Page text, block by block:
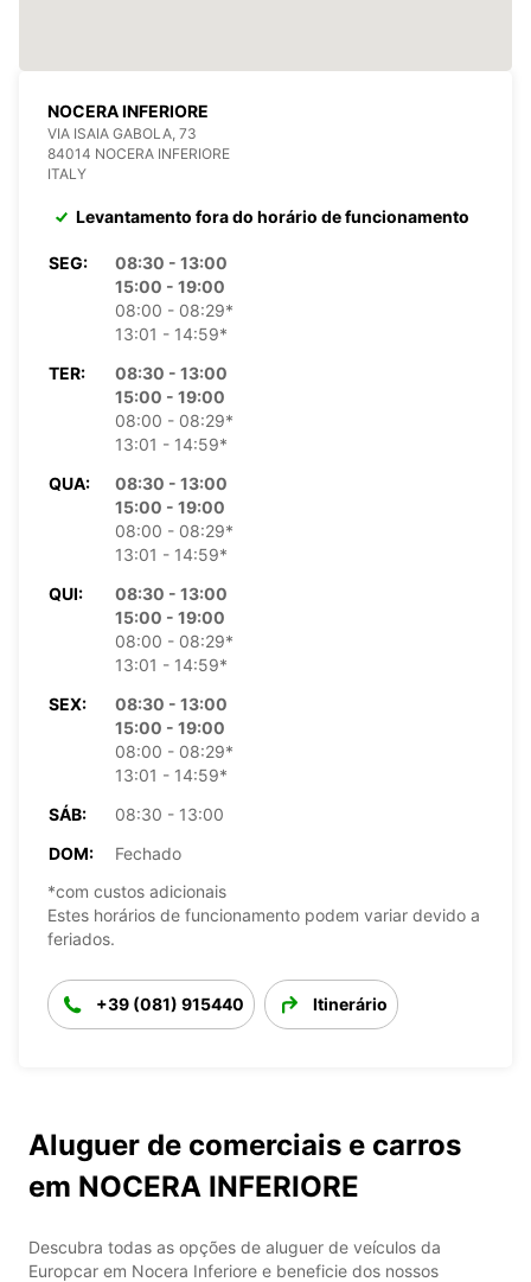
NOCERA INFERIORE
VIA ISAIA GABOLA, 73
84014 NOCERA INFERIORE
ITALY
Levantamento fora do horário de funcionamento
SEG:
08:30 - 13:00
15:00 - 19:00
08:00 - 08:29*
13:01 - 14:59*
TER:
08:30 - 13:00
15:00 - 19:00
08:00 - 08:29*
13:01 - 14:59*
QUA:
08:30 - 13:00
15:00 - 19:00
08:00 - 08:29*
13:01 - 14:59*
QUI:
08:30 - 13:00
15:00 - 19:00
08:00 - 08:29*
13:01 - 14:59*
SEX:
08:30 - 13:00
15:00 - 19:00
08:00 - 08:29*
13:01 - 14:59*
SÁB:
08:30 - 13:00
DOM:
Fechado
*com custos adicionais
Estes horários de funcionamento podem variar devido a
feriados.
+39 (081) 915440 Itinerário
Aluguer de comerciais e carros
em NOCERA INFERIORE
Descubra todas as opções de aluguer de veículos da
Europcar em Nocera Inferiore e beneficie dos nossos